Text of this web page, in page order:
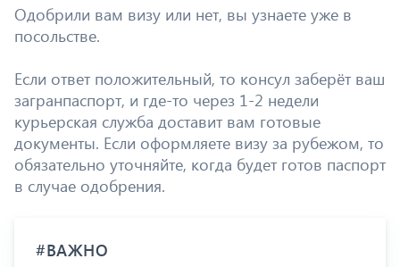
Одобрили вам визу или нет, вы узнаете уже в
посольстве.
Если ответ положительный, то консул заберёт ваш
загранпаспорт, и где-то через 1-2 недели
курьерская служба доставит вам готовые
документы. Если оформляете визу за рубежом, то
обязательно уточняйте, когда будет готов паспорт
в случае одобрения.
#ВАЖНО